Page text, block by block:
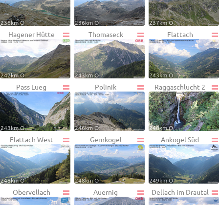
236km O 236km O 237km O
Hagener Hütte
242km O
Thomaseck
243km O
Flattach
243km O
Pass Lueg
243km O
Polinik
246km O
Raggaschlucht 2
248km O
Flattach West
248km O
Gernkogel
248km O
Ankogel Süd
249km O
Obervellach Auernig Dellach im Drautal